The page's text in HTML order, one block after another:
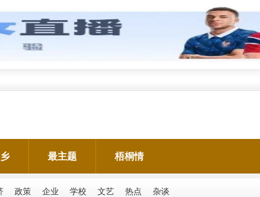
最主题 梧桐情
政策 企业 学校 文艺 热点 杂谈